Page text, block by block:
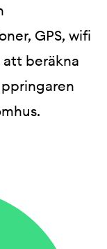
GPS, wifi
beräkna